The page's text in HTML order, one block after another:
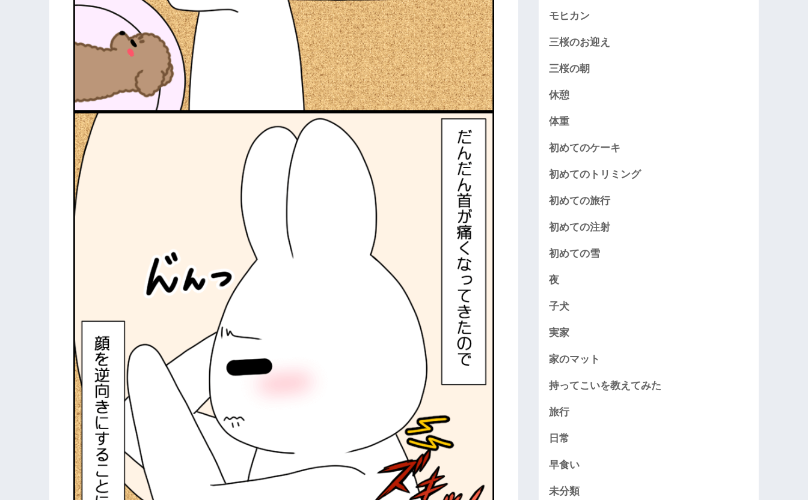
モヒカン
三桜のお迎え
三桜の朝
休憩
体重
初めてのケーキ
初めてのトリミング
初めての旅行
初めての注射
初めての雪
夜
子犬
実家
家のマット
持ってこいを教えてみた
旅行
日常
早食い
未分類